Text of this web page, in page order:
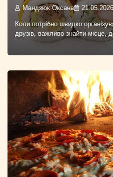
Мандзюк Оксана 21.05.2026
Коли потрібно швидко
друзів, важливо знайти місце,